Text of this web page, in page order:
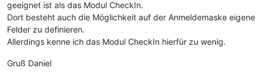
geeignet ist als das Modul CheckIn.
Dort besteht auch die Möglichkeit auf der Anmeldemaske eigene
Felder zu definieren.
Allerdings kenne ich das Modul CheckIn hierfür zu wenig.
Gruß Daniel